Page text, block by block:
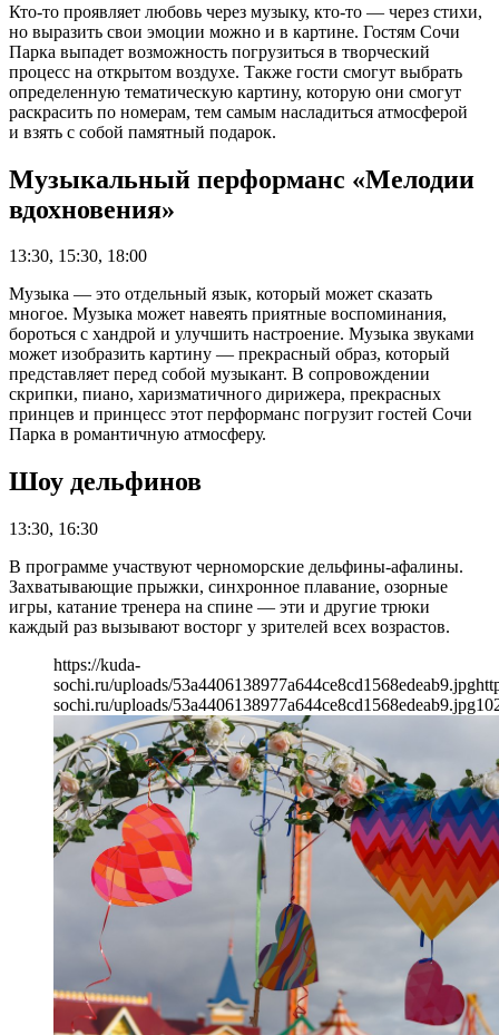
Кто-то проявляет любовь через музыку, кто-то — через стихи,
но выразить свои эмоции можно и в картине. Гостям Сочи
Парка выпадет возможность погрузиться в творческий
процесс на открытом воздухе. Также гости смогут выбрать
определенную тематическую картину, которую они смогут
раскрасить по номерам, тем самым насладиться атмосферой
и взять с собой памятный подарок.
Музыкальный перформанс «Мелодии
вдохновения»
13:30, 15:30, 18:00
Музыка — это отдельный язык, который может сказать
многое. Музыка может навеять приятные воспоминания,
бороться с хандрой и улучшить настроение. Музыка звуками
может изобразить картину — прекрасный образ, который
представляет перед собой музыкант. В сопровождении
скрипки, пиано, харизматичного дирижера, прекрасных
принцев и принцесс этот перформанс погрузит гостей Сочи
Парка в романтичную атмосферу.
Шоу дельфинов
13:30, 16:30
В программе участвуют черноморские дельфины-афалины.
Захватывающие прыжки, синхронное плавание, озорные
игры, катание тренера на спине — эти и другие трюки
каждый раз вызывают восторг у зрителей всех возрастов.
https://kuda-
sochi.ru/uploads/53a4406138977a644ce8cd1568edeab9.jpg
sochi.ru/uploads/53a4406138977a644ce8cd1568edeab9.jpg